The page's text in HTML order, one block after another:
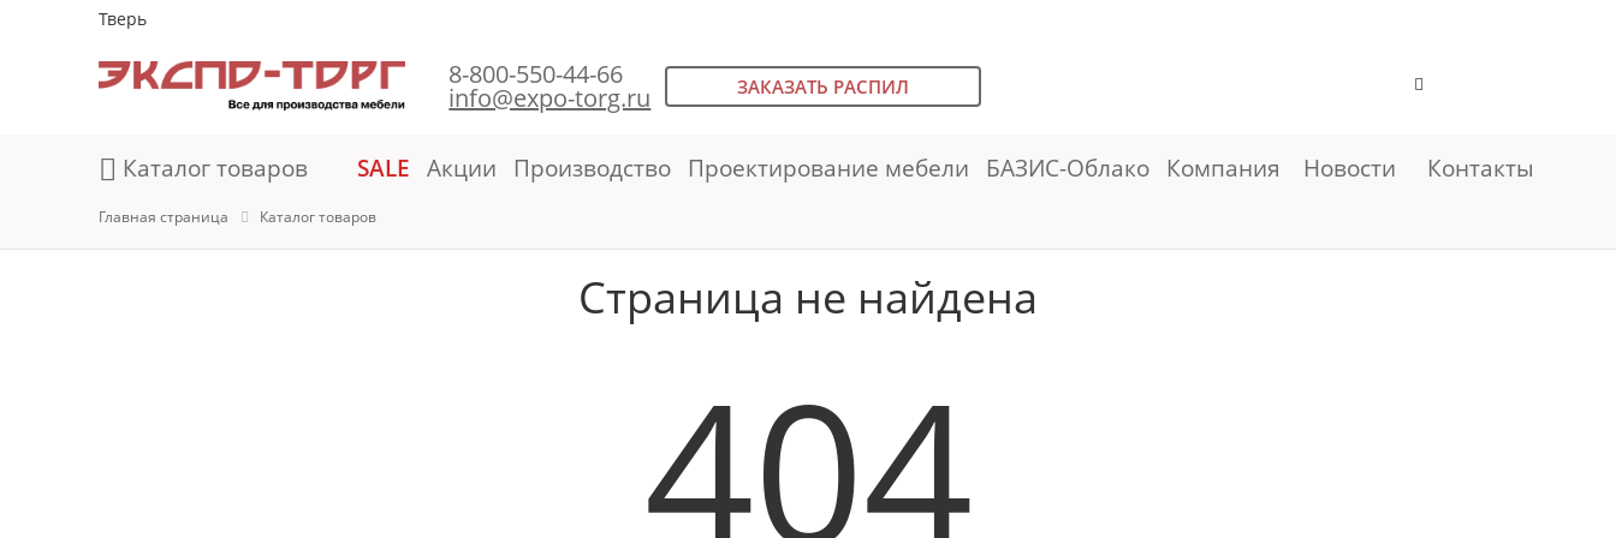
Тверь
8-800-550-44-66
info@expo-torg.ru ЗАКАЗАТЬ РАСПИЛ
Каталог товаров SALE Акции Производство Проектирование мебели БАЗИС-Облако Компания Новости Контакты
Главная страница Каталог товаров
Страница не найдена
404